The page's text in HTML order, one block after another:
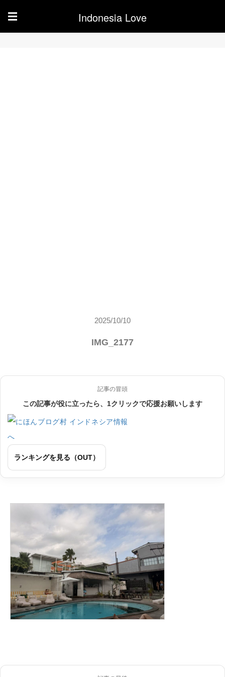
☰ Indonesia Love
2025/10/10
IMG_2177
記事の冒頭
この記事が役に立ったら、1クリックで応援お願いします
ランキングを見る（OUT）